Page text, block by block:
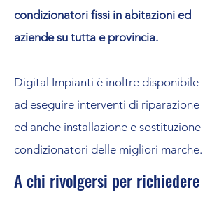
condizionatori fissi in abitazioni ed
aziende su tutta e provincia.
Digital Impianti è inoltre disponibile
ad eseguire interventi di riparazione
ed anche installazione e sostituzione
condizionatori delle migliori marche.
A chi rivolgersi per richiedere